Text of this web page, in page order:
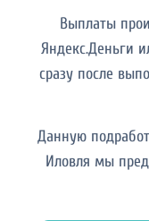
Выплаты
Яндекс.Деньги
сразу после
Данную
Иловля мы